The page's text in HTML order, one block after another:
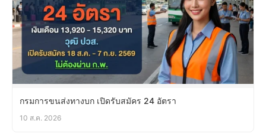
กรมการขนส่งทางบก เปิดรับสมัคร 24 อัตรา
10 ส.ค. 2026